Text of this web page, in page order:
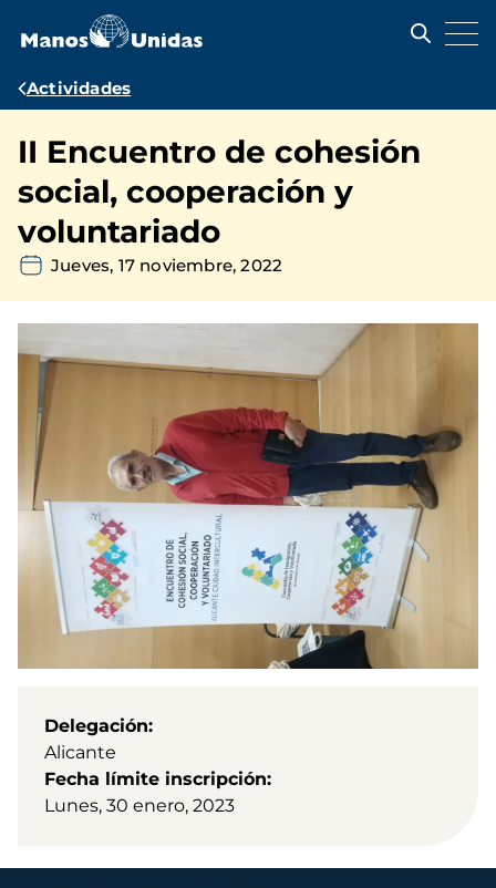
contenido
Ruta
navegación
Actividades
II Encuentro de cohesión
social, cooperación y
voluntariado
Jueves, 17 noviembre, 2022
Delegación
Alicante
Fecha límite inscripción
Lunes, 30 enero, 2023